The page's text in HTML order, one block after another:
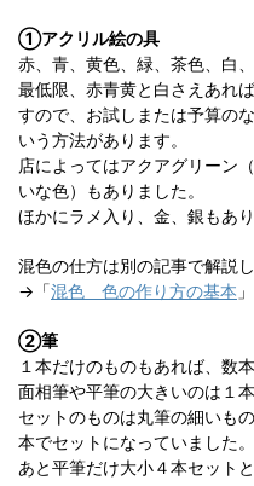
①アクリル絵の具
赤、青、黄色、緑、茶色、白
最低限、赤青黄と白さえあれ
すので、お試しまたは予算の
いう方法があります。
店によってはアクアグリーン
いな色）もありました。
ほかにラメ入り、金、銀もあり
混色の仕方は別の記事で解説
→「混色 色の作り方の基本 」
②筆
１本だけのものもあれば、数
面相筆や平筆の大きいのは１
セットのものは丸筆の細いも
本でセットになっていました。
あと平筆だけ大小４本セット